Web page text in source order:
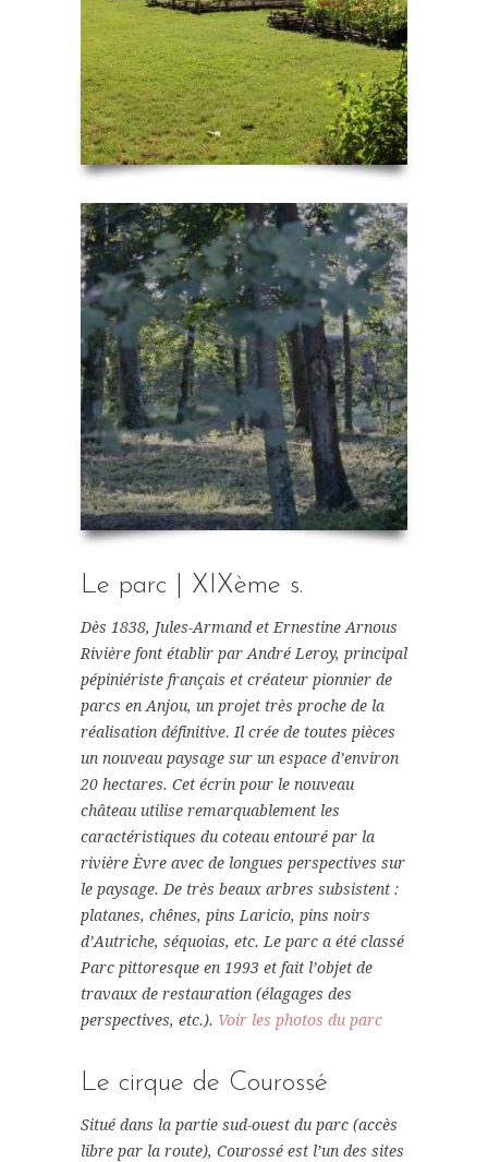
Le parc | XIXème s.
Dès 1838, Jules-Armand et Ernestine Arnous
Rivière font établir par André Leroy, principal
pépiniériste français et créateur pionnier de
parcs en Anjou, un projet très proche de la
réalisation définitive. Il crée de toutes pièces
un nouveau paysage sur un espace d’environ
20 hectares. Cet écrin pour le nouveau
château utilise remarquablement les
caractéristiques du coteau entouré par la
rivière Èvre avec de longues perspectives sur
le paysage. De très beaux arbres subsistent :
platanes, chênes, pins Laricio, pins noirs
d’Autriche, séquoias, etc. Le parc a été classé
Parc pittoresque en 1993 et fait l’objet de
travaux de restauration (élagages des
perspectives, etc.). Voir les photos du parc
Le cirque de Courossé
Situé dans la partie sud-ouest du parc (accès
libre par la route), Courossé est l’un des sites